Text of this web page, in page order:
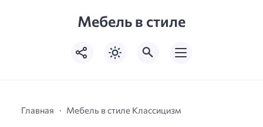
Мебель в стиле
Главная Мебель в стиле Классицизм